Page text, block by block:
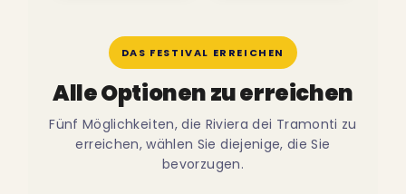
DAS FESTIVAL ERREICHEN
Alle Optionen zu erreichen
Fünf Möglichkeiten, die Riviera dei Tramonti zu
erreichen, wählen Sie diejenige, die Sie
bevorzugen.